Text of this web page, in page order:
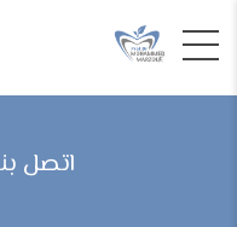
اتصل